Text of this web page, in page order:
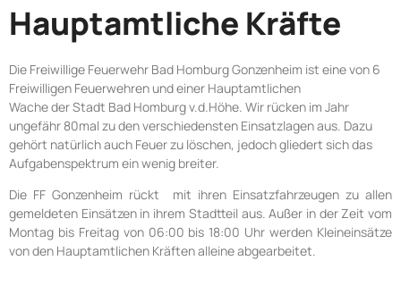
Hauptamtliche Kräfte
Die Freiwillige Feuerwehr Bad Homburg Gonzenheim ist eine von 6
Freiwilligen Feuerwehren und einer Hauptamtlichen
Wache der Stadt Bad Homburg v.d.Höhe. Wir rücken im Jahr
ungefähr 80mal zu den verschiedensten Einsatzlagen aus. Dazu
gehört natürlich auch Feuer zu löschen, jedoch gliedert sich das
Aufgabenspektrum ein wenig breiter.
Die FF Gonzenheim rückt mit ihren Einsatzfahrzeugen zu allen
gemeldeten Einsätzen in ihrem Stadtteil aus. Außer in der Zeit vom
Montag bis Freitag von 06:00 bis 18:00 Uhr werden Kleineinsätze
von den Hauptamtlichen Kräften alleine abgearbeitet.